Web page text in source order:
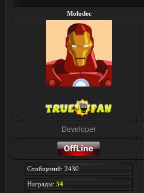
Molodec
Developer
Сообщений: 2430
Награды: 34